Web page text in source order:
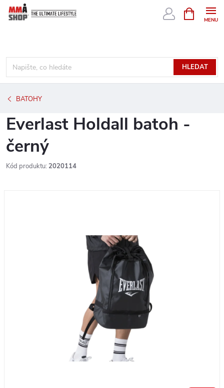
Přejít
HLEDAT
NÁKUPNÍ
KOŠÍK
BATOHY
Everlast Holdall batoh -
černý
Kód produktu: 2020114